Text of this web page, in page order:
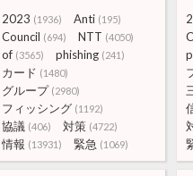
2023 (1936) Anti (195)
Council (694) NTT (4050)
of (3565) phishing (241)
カード (1480)
グループ (2980)
フィッシング (1192)
協議 (406) 対策 (4722)
情報 (13931) 緊急 (1069)